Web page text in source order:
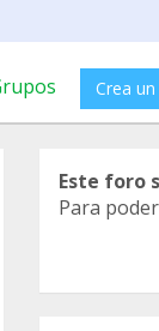
Crea
Este foro
Para